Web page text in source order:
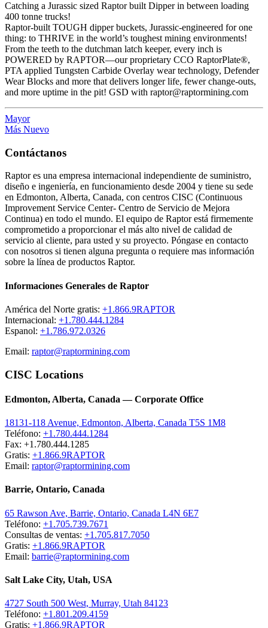
Catching a Jurassic sized Raptor built Dipper in between loading
400 tonne trucks!
Raptor-built TOUGH dipper buckets, Jurassic-engineered for one
thing: to THRIVE in the world’s toughest mining environments!
From the teeth to the dutchman latch keeper, every inch is
POWERED by RAPTOR—our proprietary CCO RaptorPlate®,
PTA applied Tungsten Carbide Overlay wear technology, Defender
Wear Blocks and more that delivers longer life, fewer change-outs,
and more uptime in the pit! GSD with raptor@raptormining.com
Mayor
Más Nuevo
Contáctanos
Raptor es una empresa internacional independiente de suministro,
diseño e ingeniería, en funcionamiento desde 2004 y tiene su sede
en Edmonton, Alberta, Canada, con centros CISC (Continuous
Improvement Service Center- Centro de Servicio de Mejora
Continua) en todo el mundo. El equipo de Raptor está firmemente
comprometido a proporcionar el más alto nivel de calidad de
servicio al cliente, para usted y su proyecto. Póngase en contacto
con nosotros si tienen alguna pregunta o requiere mas información
sobre la línea de productos Raptor.
Informaciones Generales de Raptor
América del Norte gratis: +1.866.9RAPTOR
Internacional: +1.780.444.1284
Espanol: +1.786.972.0326
Email: raptor@raptormining.com
CISC Locations
Edmonton, Alberta, Canada — Corporate Office
18131-118 Avenue, Edmonton, Alberta, Canada T5S 1M8
Teléfono: +1.780.444.1284
Fax: +1.780.444.1285
Gratis: +1.866.9RAPTOR
Email: raptor@raptormining.com
Barrie, Ontario, Canada
65 Rawson Ave, Barrie, Ontario, Canada L4N 6E7
Teléfono: +1.705.739.7671
Consultas de ventas: +1.705.817.7050
Gratis: +1.866.9RAPTOR
Email: barrie@raptormining.com
Salt Lake City, Utah, USA
4727 South 500 West, Murray, Utah 84123
Teléfono: +1.801.209.4159
Gratis: +1.866.9RAPTOR